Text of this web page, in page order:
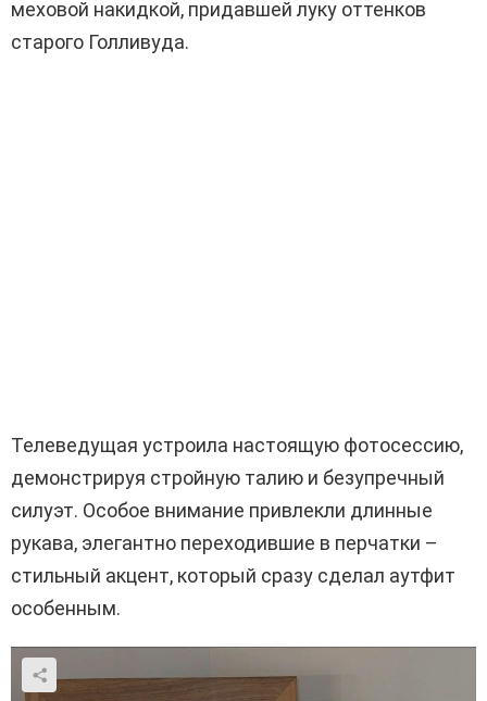
меховой накидкой, придавшей луку оттенков
старого Голливуда.
Телеведущая устроила настоящую фотосессию,
демонстрируя стройную талию и безупречный
силуэт. Особое внимание привлекли длинные
рукава, элегантно переходившие в перчатки –
стильный акцент, который сразу сделал аутфит
особенным.